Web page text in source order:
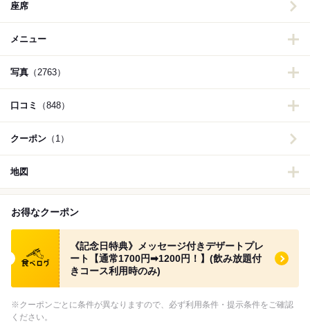
座席
メニュー
写真 （2763）
口コミ （848）
クーポン （1）
地図
お得なクーポン
食べログ クーポン
《記念日特典》メッセージ付きデザートプレ
ート【通常1700円➡1200円！】(飲み放題付
きコース利用時のみ)
※クーポンごとに条件が異なりますので、必ず利用条件・提示条件をご確認
ください。